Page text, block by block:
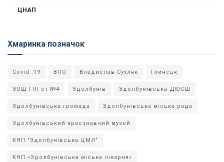
ЦНАП
Хмаринка позначок
Covid- 19 ВПО Владислав Сухляк Глинськ
ЗОШ І-ІІІ ст №4 Здолбунів Здолбунівська ДЮСШ
Здолбунівська громада Здолбунівська міська рада
Здолбунівський краєзнавчий музей
КНП "Здолбунівська ЦМЛ"
КНП «Здолбунівська міська лікарня»